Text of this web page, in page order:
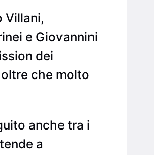
Villani,
e Giovannini
dei
che molto
anche tra i
a